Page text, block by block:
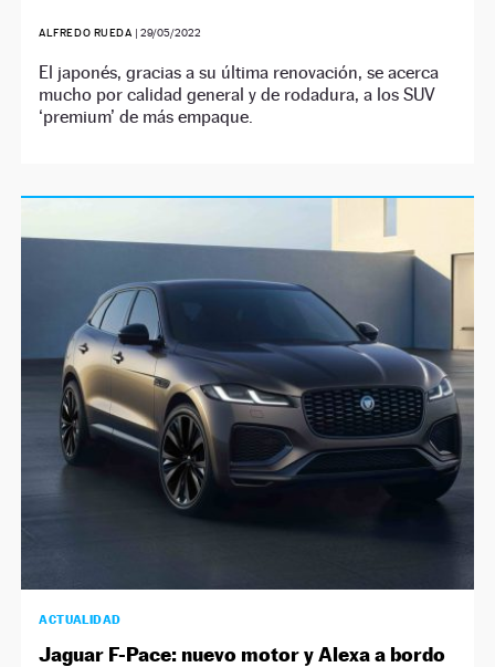
ALFREDO RUEDA | 29/05/2022
El japonés, gracias a su última renovación, se acerca
mucho por calidad general y de rodadura, a los SUV
‘premium’ de más empaque.
ACTUALIDAD
Jaguar F-Pace: nuevo motor y Alexa a bordo